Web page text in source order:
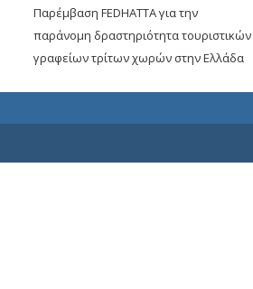
Παρέμβαση FEDHATTA για την
παράνομη δραστηριότητα τουριστικών
γραφείων τρίτων χωρών στην Ελλάδα